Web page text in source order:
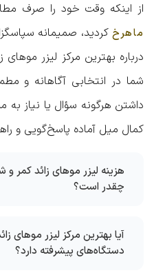
از اینکه وقت خود را صرف
ماهرخ کردید، صمیمانه
درباره بهترین مرکز لیزر
شما در انتخابی آگاهانه و
داشتن هرگونه سؤال یا نیاز
کمال میل آماده پاسخ‌گویی و
هزینه لیزر موهای زائد کمر
چقدر است؟
آیا بهترین مرکز لیزر موهای
دستگاه‌های پیشرفته دارد؟